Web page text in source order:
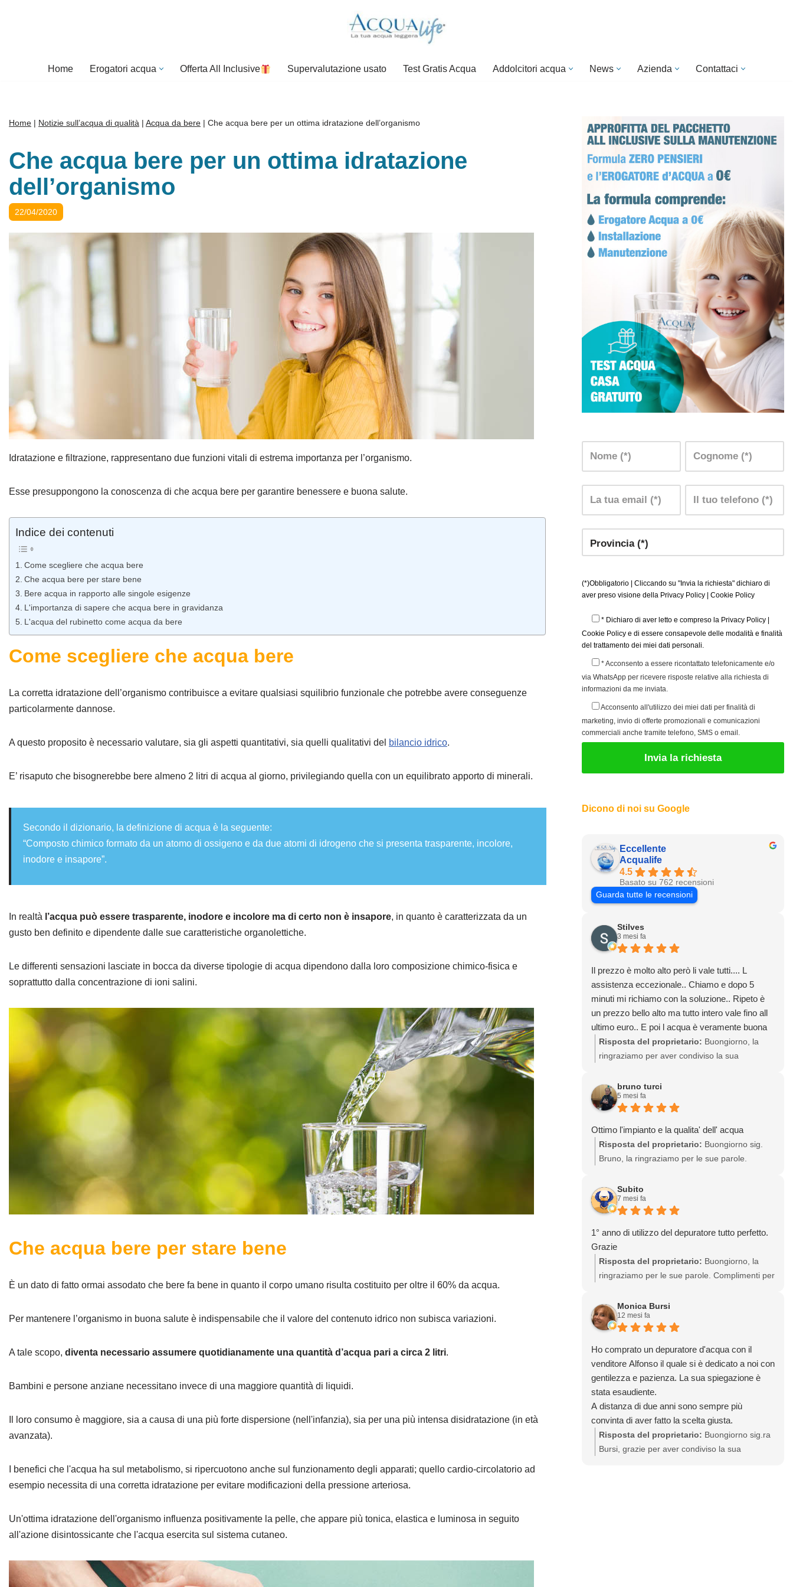
contenutoHome Erogatori acqua Offerta All Inclusive Supervalutazione usato Test Gratis Acqua Addolcitori acqua News Azienda Contattaci
Home | Notizie sull’acqua di qualità | Acqua da bere | Che acqua bere per un ottima idratazione dell’organismo
Che acqua bere per un ottima idratazione
dell’organismo
22/04/2020
Idratazione e filtrazione, rappresentano due funzioni vitali di estrema importanza per l’organismo.
Esse presuppongono la conoscenza di che acqua bere per garantire benessere e buona salute.
Indice dei contenuti
Come scegliere che acqua bere
Che acqua bere per stare bene
Bere acqua in rapporto alle singole esigenze
L'importanza di sapere che acqua bere in gravidanza
L'acqua del rubinetto come acqua da bere
Come scegliere che acqua bere
La corretta idratazione dell’organismo contribuisce a evitare qualsiasi squilibrio funzionale che potrebbe avere conseguenze
particolarmente dannose.
A questo proposito è necessario valutare, sia gli aspetti quantitativi, sia quelli qualitativi del bilancio idrico.
E’ risaputo che bisognerebbe bere almeno 2 litri di acqua al giorno, privilegiando quella con un equilibrato apporto di minerali.
Secondo il dizionario, la definizione di acqua è la seguente:
“Composto chimico formato da un atomo di ossigeno e da due atomi di idrogeno che si presenta trasparente, incolore,
inodore e insapore”.
In realtà l’acqua può essere trasparente, inodore e incolore ma di certo non è insapore, in quanto è caratterizzata da un
gusto ben definito e dipendente dalle sue caratteristiche organolettiche.
Le differenti sensazioni lasciate in bocca da diverse tipologie di acqua dipendono dalla loro composizione chimico-fisica e
soprattutto dalla concentrazione di ioni salini.
Che acqua bere per stare bene
È un dato di fatto ormai assodato che bere fa bene in quanto il corpo umano risulta costituito per oltre il 60% da acqua.
Per mantenere l’organismo in buona salute è indispensabile che il valore del contenuto idrico non subisca variazioni.
A tale scopo, diventa necessario assumere quotidianamente una quantità d’acqua pari a circa 2 litri.
Bambini e persone anziane necessitano invece di una maggiore quantità di liquidi.
Il loro consumo è maggiore, sia a causa di una più forte dispersione (nell'infanzia), sia per una più intensa disidratazione (in età
avanzata).
I benefici che l'acqua ha sul metabolismo, si ripercuotono anche sul funzionamento degli apparati; quello cardio-circolatorio ad
esempio necessita di una corretta idratazione per evitare modificazioni della pressione arteriosa.
Un'ottima idratazione dell'organismo influenza positivamente la pelle, che appare più tonica, elastica e luminosa in seguito
all'azione disintossicante che l'acqua esercita sul sistema cutaneo.
(*)Obbligatorio | Cliccando su "Invia la richiesta" dichiaro di
aver preso visione della Privacy Policy| Cookie Policy
* Dichiaro di aver letto e compreso la Privacy Policy|
Cookie Policye di essere consapevole delle modalità e finalità
del trattamento dei miei dati personali.
* Acconsento a essere ricontattato telefonicamente e/o
via WhatsApp per ricevere risposte relative alla richiesta di
informazioni da me inviata.
Acconsento all'utilizzo dei miei dati per finalità di
marketing, invio di offerte promozionali e comunicazioni
commerciali anche tramite telefono, SMS o email.
Dicono di noi su Google
Eccellente
Acqualife
4.5
Basato su 762 recensioni
Guarda tutte le recensioni
Stilves
3 mesi fa
Il prezzo è molto alto però li vale tutti.... L
assistenza eccezionale.. Chiamo e dopo 5
minuti mi richiamo con la soluzione.. Ripeto è
un prezzo bello alto ma tutto intero vale fino all
ultimo euro.. E poi l acqua è veramente buona
Risposta del proprietario: Buongiorno, la
ringraziamo per aver condiviso la sua
Complimenti per aver scelto di bere acqua di
qualità dal rubinetto di casa, eliminando le
bottiglie di plastica! Sempre a sua disposizione
bruno turci
5 mesi fa
Ottimo l'impianto e la qualita' dell' acqua
Risposta del proprietario: Buongiorno sig.
Bruno, la ringraziamo per le sue parole.
più leggera per lei, i suoi cari e sostenere
l'ambiente! Ci auguriamo di risentirla, sempre
a sua disposizione
Subito
7 mesi fa
1° anno di utilizzo del depuratore tutto perfetto.
Grazie
Risposta del proprietario: Buongiorno, la
ringraziamo per le sue parole. Complimenti per
acqua più leggera già da un anno! Sempre a
sua disposizione
Monica Bursi
12 mesi fa
Ho comprato un depuratore d'acqua con il
venditore Alfonso il quale si è dedicato a noi con
gentilezza e pazienza. La sua spiegazione è
stata esaudiente.
A distanza di due anni sono sempre più
convinta di aver fatto la scelta giusta.
Grazie Alfonso Grazie Acqualife
Risposta del proprietario: Buongiorno sig.ra
Bursi, grazie per aver condiviso la sua